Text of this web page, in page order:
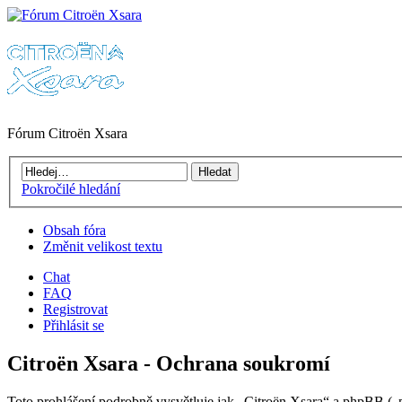
Fórum Citroën Xsara
Pokročilé hledání
Obsah fóra
Změnit velikost textu
Chat
FAQ
Registrovat
Přihlásit se
Citroën Xsara - Ochrana soukromí